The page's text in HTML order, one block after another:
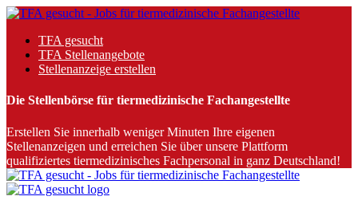
TFA gesucht
TFA Stellenangebote
Stellenanzeige erstellen
Die Stellenbörse für tiermedizinische Fachangestellte
Erstellen Sie innerhalb weniger Minuten Ihre eigenen
Stellenanzeigen und erreichen Sie über unsere Plattform
qualifiziertes tiermedizinisches Fachpersonal in ganz Deutschland!